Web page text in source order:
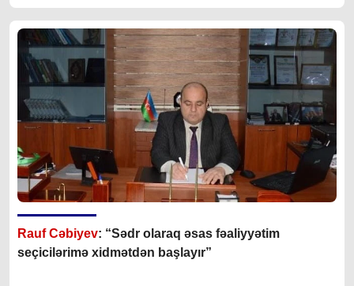
Rauf Cəbiyev: “Sədr olaraq əsas fəaliyyətim
seçicilərimə xidmətdən başlayır”